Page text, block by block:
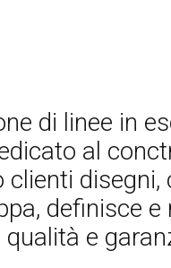
di linee in
al
disegni,
definisce e
e